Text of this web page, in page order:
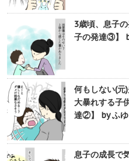
3歳頃、息子
子の発達③】
何もしない(元
大暴れする子
達②】 by ふゆ
息子の成長で